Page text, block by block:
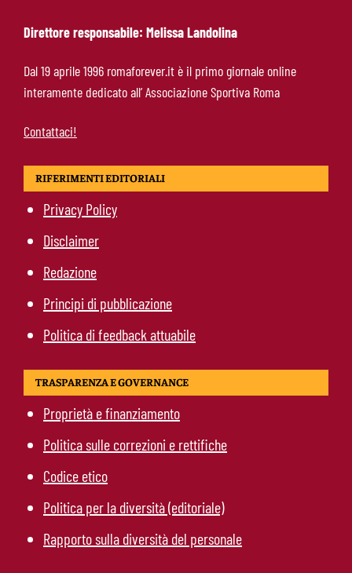
Calciomercato Roma, scout a Praga per
Fofana: il prezzo fissato dal Lione
Direttore responsabile: Melissa Landolina
Dal 19 aprile 1996 romaforever.it è il primo giornale online
interamente dedicato all’ Associazione Sportiva Roma
Contattaci!
RIFERIMENTI EDITORIALI
Privacy Policy
Disclaimer
Redazione
Principi di pubblicazione
Politica di feedback attuabile
TRASPARENZA E GOVERNANCE
Proprietà e finanziamento
Politica sulle correzioni e rettifiche
Codice etico
Politica per la diversità (editoriale)
Rapporto sulla diversità del personale